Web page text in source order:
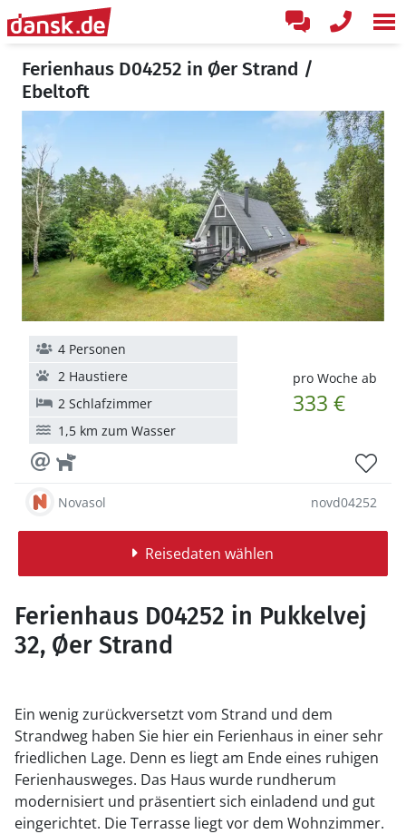
Ferienhaus D04252 in Øer Strand /
Ebeltoft
pro Woche ab
333 €
4 Personen
2 Haustiere
2 Schlafzimmer
1,5 km zum Wasser
Novasol novd04252
Reisedaten wählen
Ferienhaus D04252 in Pukkelvej
32, Øer Strand
Ein wenig zurückversetzt vom Strand und dem
Strandweg haben Sie hier ein Ferienhaus in einer sehr
friedlichen Lage. Denn es liegt am Ende eines ruhigen
Ferienhausweges. Das Haus wurde rundherum
modernisiert und präsentiert sich einladend und gut
eingerichtet. Die Terrasse liegt vor dem Wohnzimmer.